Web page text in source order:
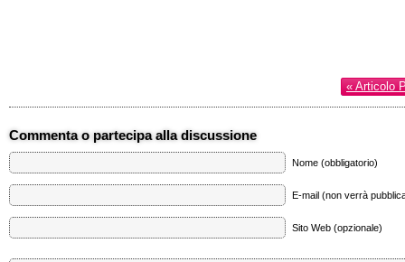
« Articolo
Commenta o partecipa alla discussione
Nome (obbligatorio)
E-mail (non verrà
Sito Web (opzionale)